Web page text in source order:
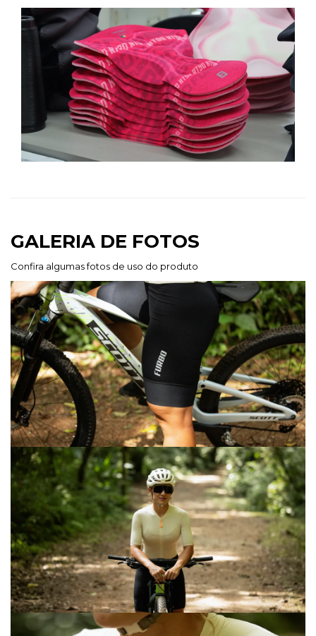
GALERIA DE FOTOS
Confira algumas fotos de uso do produto